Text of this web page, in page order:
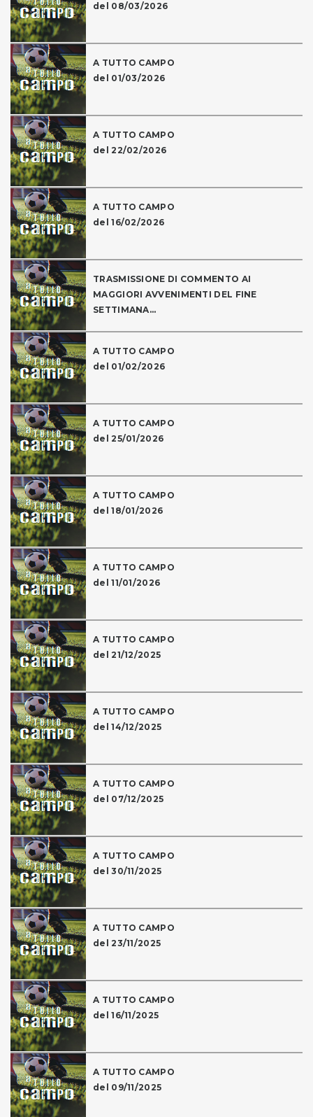
del 08/03/2026
A TUTTO CAMPO
del 01/03/2026
A TUTTO CAMPO
del 22/02/2026
A TUTTO CAMPO
del 16/02/2026
TRASMISSIONE DI COMMENTO AI
MAGGIORI AVVENIMENTI DEL FINE
SETTIMANA...
A TUTTO CAMPO
del 01/02/2026
A TUTTO CAMPO
del 25/01/2026
A TUTTO CAMPO
del 18/01/2026
A TUTTO CAMPO
del 11/01/2026
A TUTTO CAMPO
del 21/12/2025
A TUTTO CAMPO
del 14/12/2025
A TUTTO CAMPO
del 07/12/2025
A TUTTO CAMPO
del 30/11/2025
A TUTTO CAMPO
del 23/11/2025
A TUTTO CAMPO
del 16/11/2025
A TUTTO CAMPO
del 09/11/2025